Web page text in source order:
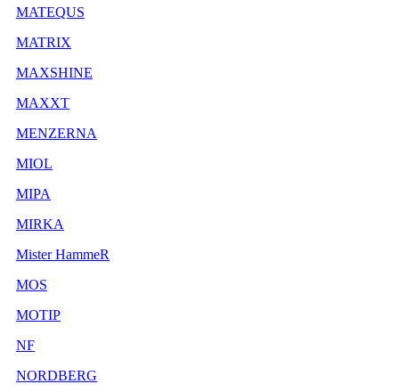
MATEQUS
MATRIX
MAXSHINE
MAXXT
MENZERNA
MIOL
MIPA
MIRKA
Mister HammeR
MOS
MOTIP
NF
NORDBERG